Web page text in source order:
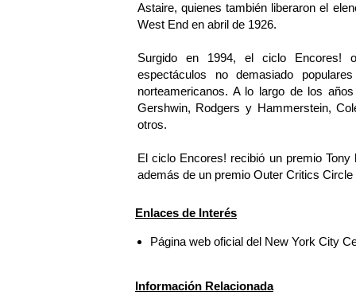
Astaire, quienes también liberaron el
West End en abril de 1926.
Surgido en 1994, el ciclo Encores!
espectáculos no demasiado
norteamericanos. A lo largo de los
Gershwin, Rodgers y Hammerstein,
otros.
El ciclo Encores! recibió un premio
además de un premio Outer Critics
Enlaces de Interés
Página web oficial del New York City
Información Relacionada